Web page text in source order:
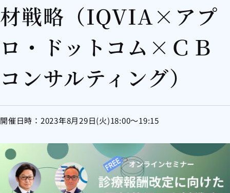
材戦略（IQVIA×アプ
ロ・ドットコム×ＣＢ
コンサルティング）
開催日時：2023年8月29日(火)18:00～19:15